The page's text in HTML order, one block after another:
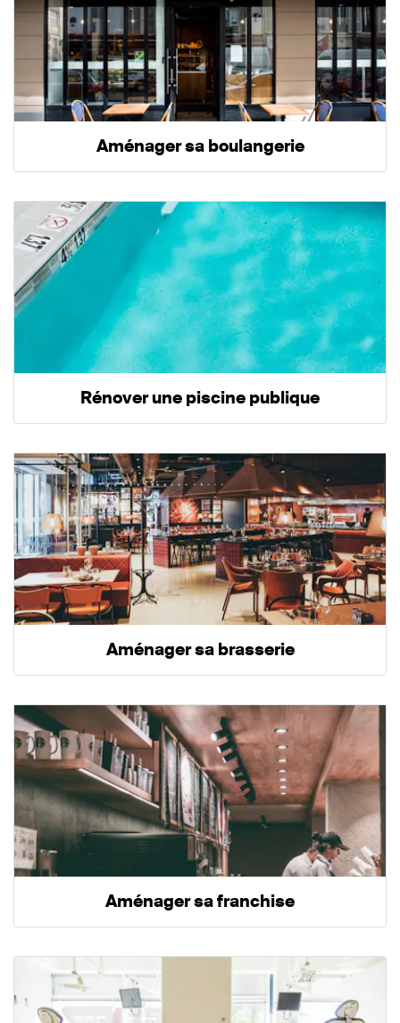
Aménager sa boulangerie
Rénover une piscine publique
Aménager sa brasserie
Aménager sa franchise